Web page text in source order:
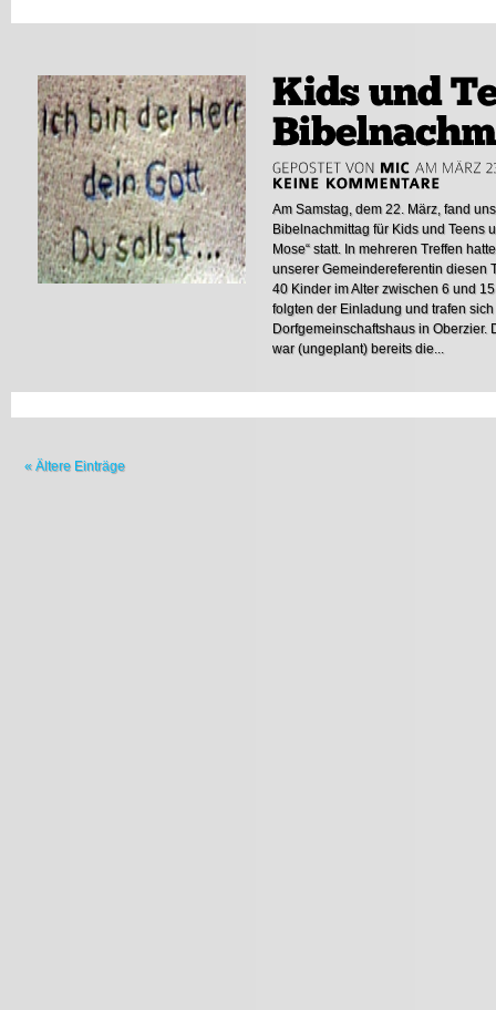
Am Samstag, dem 22. März, fand
Bibelnachmittag für Kids und Teens
Mose“ statt. In mehreren Treffen
unserer Gemeindereferentin diesen
40 Kinder im Alter zwischen 6 und
folgten der Einladung und trafen
Dorfgemeinschaftshaus in Oberzier.
war (ungeplant) bereits die...
« Ältere Einträge